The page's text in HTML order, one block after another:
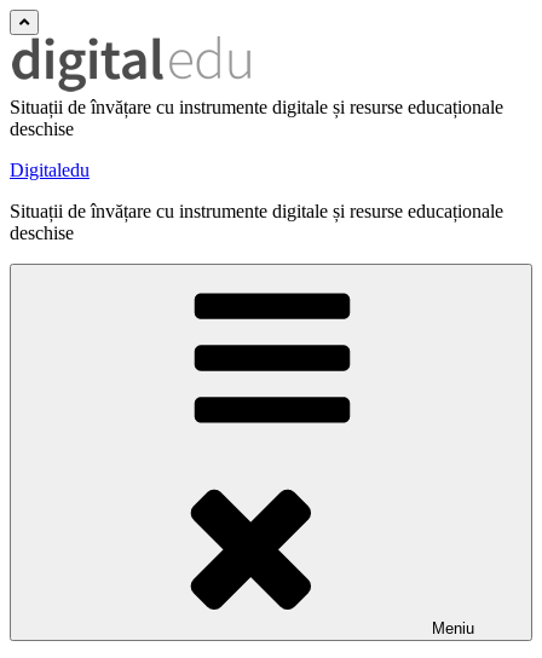
Situații de învățare cu instrumente digitale și resurse educaționale
deschise
Digitaledu
Situații de învățare cu instrumente digitale și resurse educaționale
deschise
Meniu